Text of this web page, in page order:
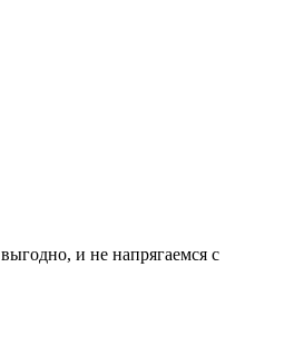
выгодно, и не напрягаемся с